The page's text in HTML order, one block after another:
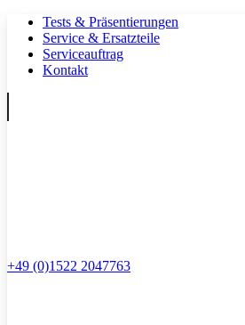
Tests & Präsentierungen
Service & Ersatzteile
Serviceauftrag
Kontakt
+49 (0)1522 2047763